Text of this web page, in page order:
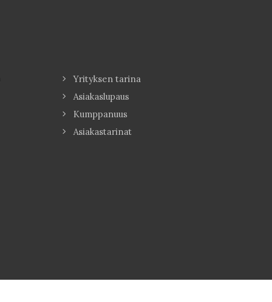
Yrityksen tarina
Asiakaslupaus
Kumppanuus
Asiakastarinat